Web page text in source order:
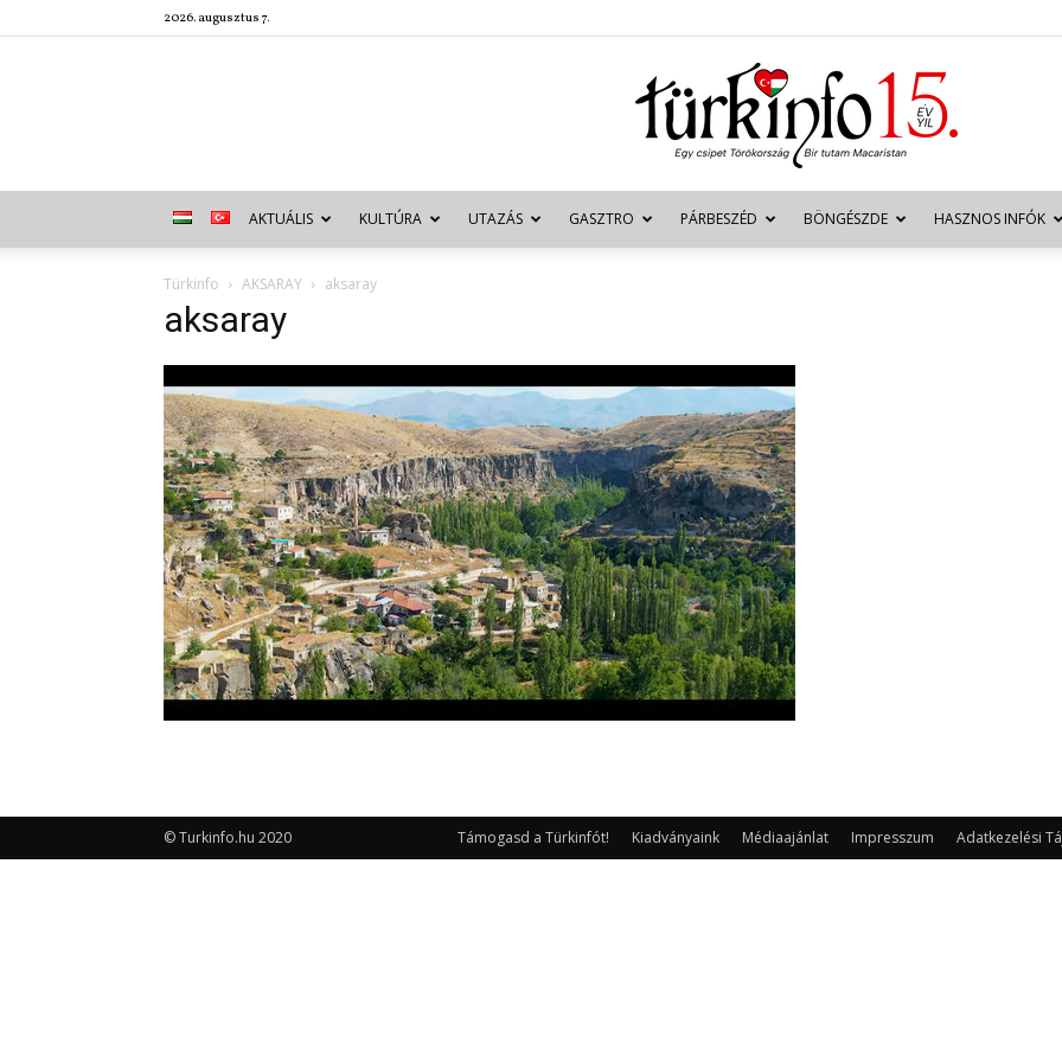
2026. augusztus 7.
Türkinfo
AKTUÁLIS KULTÚRA UTAZÁS GASZTRO PÁRBESZÉD BÖNGÉSZDE HASZNOS INFÓK
Türkinfo AKSARAY aksaray
aksaray
Támogasd a Türkinfót! Kiadványaink Médiaajánlat Impresszum Adatkezelési
© Turkinfo.hu 2020